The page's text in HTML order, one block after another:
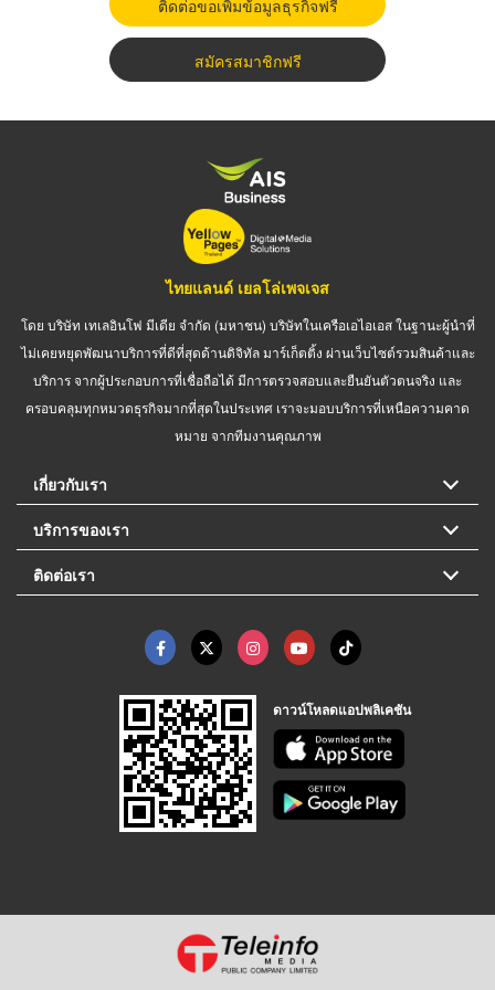
ติดต่อขอเพิ่มข้อมูลธุรกิจฟรี
สมัครสมาชิกฟรี
ไทยแลนด์ เยลโล่เพจเจส
โดย บริษัท เทเลอินโฟ มีเดีย จำกัด (มหาชน) บริษัทในเครือเอไอเอส ในฐานะผู้นำที่
ไม่เคยหยุดพัฒนาบริการที่ดีที่สุดด้านดิจิทัล มาร์เก็ตติ้ง ผ่านเว็บไซต์รวมสินค้าและ
บริการ จากผู้ประกอบการที่เชื่อถือได้ มีการตรวจสอบและยืนยันตัวตนจริง และ
ครอบคลุมทุกหมวดธุรกิจมากที่สุดในประเทศ เราจะมอบบริการที่เหนือความคาด
หมาย จากทีมงานคุณภาพ
เกี่ยวกับเรา
บริการของเรา
ติดต่อเรา
ดาวน์โหลดแอปพลิเคชัน